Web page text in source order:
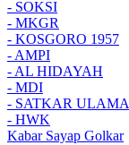
- SOKSI
- MKGR
- KOSGORO 1957
- AMPI
- AL HIDAYAH
- MDI
- SATKAR ULAMA
- HWK
Kabar Sayap Golkar